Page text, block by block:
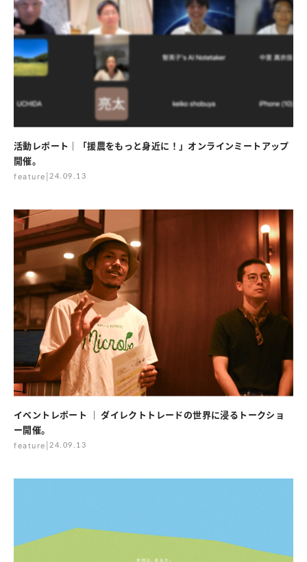
活動レポート｜「援農をもっと身近に！」オンラインミートアップ
開催。
feature 24.09.13
イベントレポート ｜ ダイレクトトレードの世界に浸るトークショ
ー開催。
feature 24.09.13